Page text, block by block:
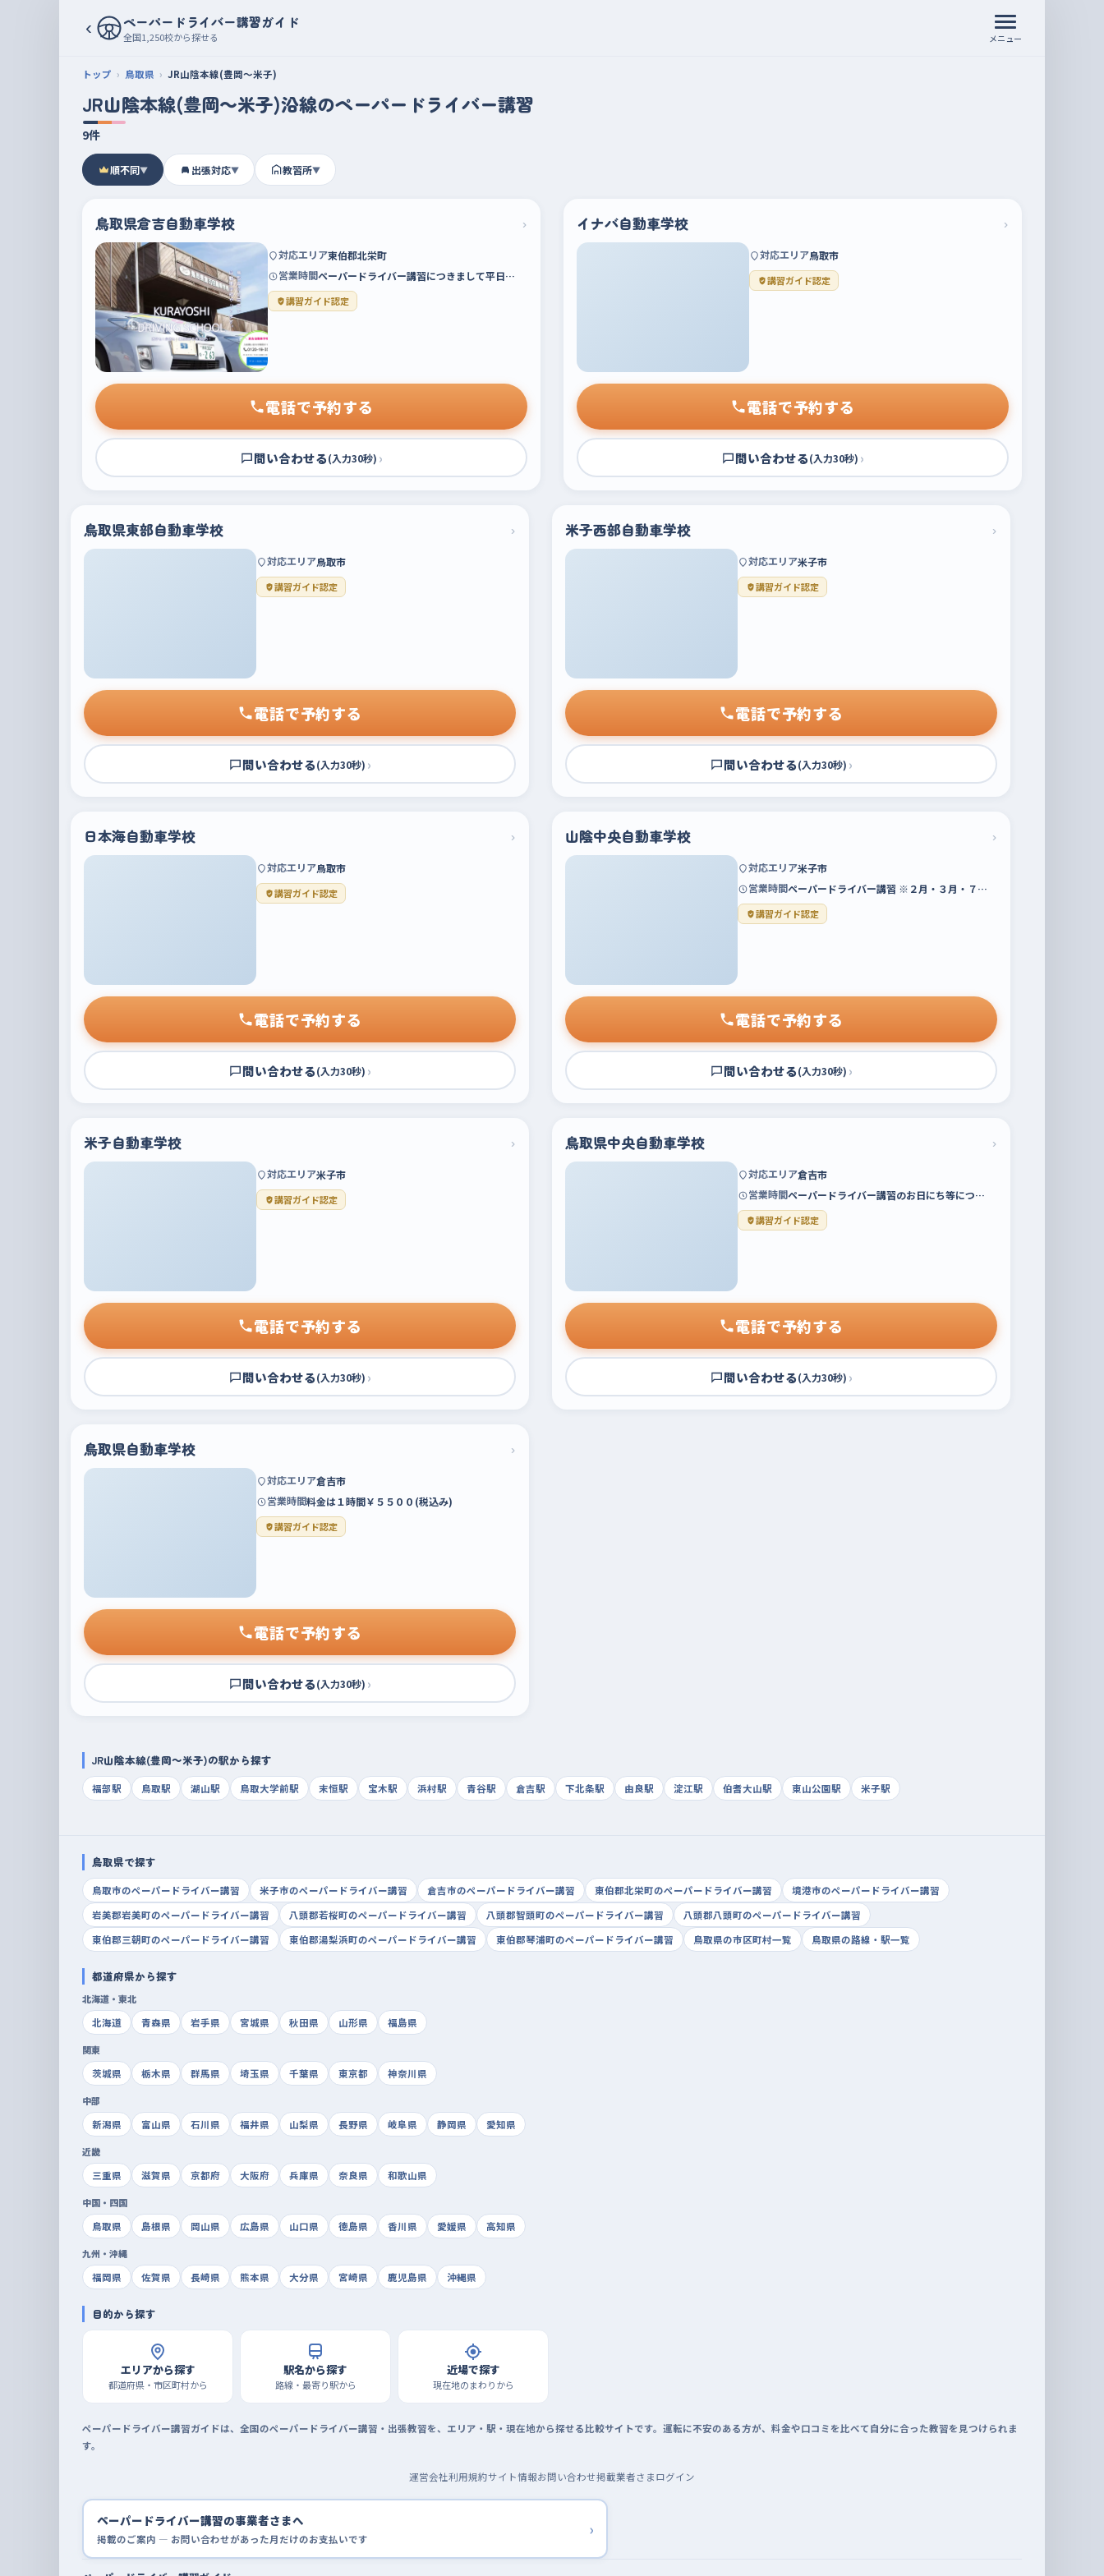
‹ ペーパードライバー講習ガイド
全国1,250校から探せる メニュー
トップ 鳥取県 JR山陰本線(豊岡～米子)
JR山陰本線(豊岡～米子)沿線のペーパードライバー講習
9件
順不同▼ 出張対応▼ 教習所▼
鳥取県倉吉自動車学校 ›
対応エリア東伯郡北栄町
営業時間ペーパードライバー講習につきまして平日…
講習ガイド認定
電話で予約する
問い合わせる(入力30秒) ›
イナバ自動車学校 ›
対応エリア鳥取市
講習ガイド認定
電話で予約する
問い合わせる(入力30秒) ›
鳥取県東部自動車学校 ›
対応エリア鳥取市
講習ガイド認定
電話で予約する
問い合わせる(入力30秒) ›
米子西部自動車学校 ›
対応エリア米子市
講習ガイド認定
電話で予約する
問い合わせる(入力30秒) ›
日本海自動車学校 ›
対応エリア鳥取市
講習ガイド認定
電話で予約する
問い合わせる(入力30秒) ›
山陰中央自動車学校 ›
対応エリア米子市
営業時間ペーパードライバー講習 ※２月・３月・７…
講習ガイド認定
電話で予約する
問い合わせる(入力30秒) ›
米子自動車学校 ›
対応エリア米子市
講習ガイド認定
電話で予約する
問い合わせる(入力30秒) ›
鳥取県中央自動車学校 ›
対応エリア倉吉市
営業時間ペーパードライバー講習のお日にち等につ…
講習ガイド認定
電話で予約する
問い合わせる(入力30秒) ›
鳥取県自動車学校 ›
対応エリア倉吉市
営業時間料金は１時間￥５５００(税込み)
講習ガイド認定
電話で予約する
問い合わせる(入力30秒) ›
JR山陰本線(豊岡～米子)の駅から探す
福部駅 鳥取駅 湖山駅 鳥取大学前駅 末恒駅 宝木駅 浜村駅 青谷駅 倉吉駅 下北条駅 由良駅 淀江駅 伯耆大山駅 東山公園駅 米子駅
鳥取県で探す
鳥取市のペーパードライバー講習 米子市のペーパードライバー講習 倉吉市のペーパードライバー講習 東伯郡北栄町のペーパードライバー講習
境港市のペーパードライバー講習
岩美郡岩美町のペーパードライバー講習
八頭郡若桜町のペーパードライバー講習 八頭郡智頭町のペーパードライバー講習
八頭郡八頭町のペーパードライバー講習
東伯郡三朝町のペーパードライバー講習
東伯郡湯梨浜町のペーパードライバー講習 東伯郡琴浦町のペーパードライバー講習 鳥取県の市区町村一覧 鳥取県の路線・駅一覧
都道府県から探す
北海道・東北
北海道
青森県 岩手県 宮城県 秋田県 山形県 福島県
関東
茨城県
栃木県 群馬県 埼玉県 千葉県 東京都 神奈川県
中部
新潟県
富山県 石川県 福井県 山梨県 長野県 岐阜県 静岡県 愛知県
近畿
三重県
滋賀県 京都府 大阪府 兵庫県 奈良県 和歌山県
中国・四国
鳥取県
島根県 岡山県 広島県 山口県 徳島県 香川県 愛媛県 高知県
九州・沖縄
福岡県
佐賀県 長崎県 熊本県 大分県 宮崎県 鹿児島県 沖縄県
目的から探す
エリアから探す
都道府県・市区町村から
駅名から探す
路線・最寄り駅から
近場で探す
現在地のまわりから
ペーパードライバー講習ガイドは、全国のペーパードライバー講習・出張教習を、エリア・駅・現在地から探せる比較サイトです。運転に不安のある方が、料金や口コミを比べて自分に合った教習を見つけられま
す。
運営会社利用規約サイト情報お問い合わせ掲載業者さまログイン
ペーパードライバー講習の事業者さまへ
掲載のご案内 — お問い合わせがあった月だけのお支払いです ›